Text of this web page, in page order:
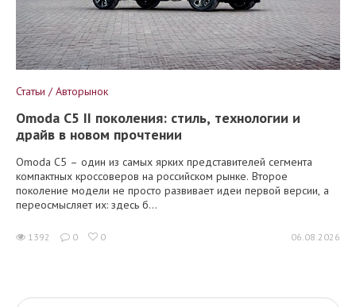
Статьи / Авторынок
Omoda C5 II поколения: стиль, технологии и
драйв в новом прочтении
Omoda C5 – один из самых ярких представителей сегмента
компактных кроссоверов на российском рынке. Второе
поколение модели не просто развивает идеи первой версии, а
переосмысляет их: здесь б...
1392 0 0 06.08.2026